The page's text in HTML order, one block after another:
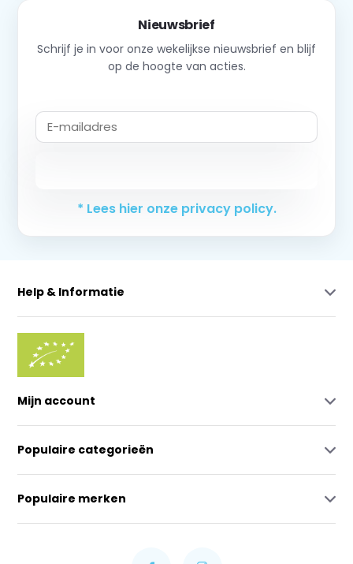
Nieuwsbrief
Schrijf je in voor onze wekelijkse nieuwsbrief en blijf
op de hoogte van acties.
* Lees hier onze privacy policy.
Help & Informatie
Mijn account
Populaire categorieën
Populaire merken